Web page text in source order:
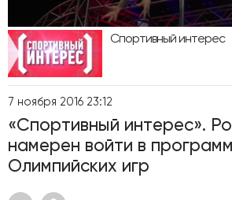
Спортивный интерес
7 ноября 2016 23:12
«Спортивный интерес».
намерен войти в
Олимпийских игр